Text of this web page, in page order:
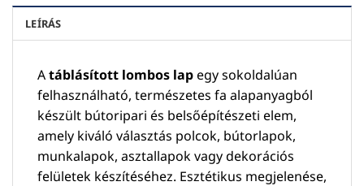
LEÍRÁS
Atáblásított lombos lapegy sokoldalúan
felhasználható, természetes fa alapanyagból
készült bútoripari és belsőépítészeti elem,
amely kiváló választás polcok, bútorlapok,
munkalapok, asztallapok vagy dekorációs
felületek készítéséhez. Esztétikus megjelenése,